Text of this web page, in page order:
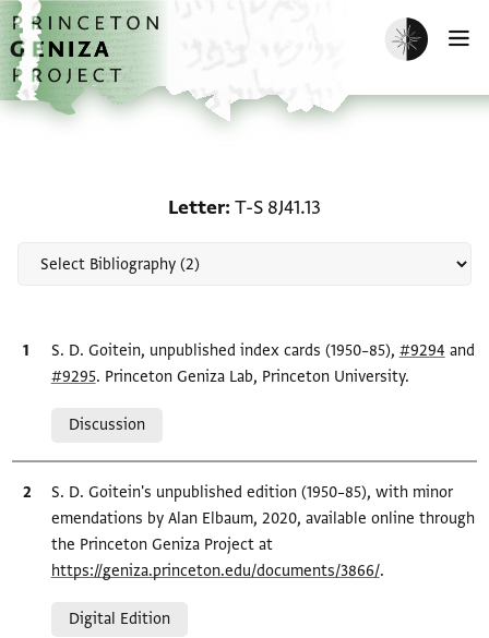
Skip to main content
home
Enable dark
Letter T-S 8J41.13
Bibliographic citation
S. D. Goitein, unpublished index cards (1950–85), #9294 and
#9295. Princeton Geniza Lab, Princeton University.
Discussion
Bibliographic citation
S. D. Goitein's unpublished edition (1950–85), with minor
emendations by Alan Elbaum, 2020, available online through
the Princeton Geniza Project at
https://geniza.princeton.edu/documents/3866/.
Digital Edition